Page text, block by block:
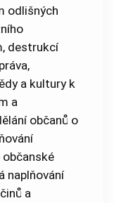
odlišných
destrukcí
a kultury k
a
občanů o
naplňování
a